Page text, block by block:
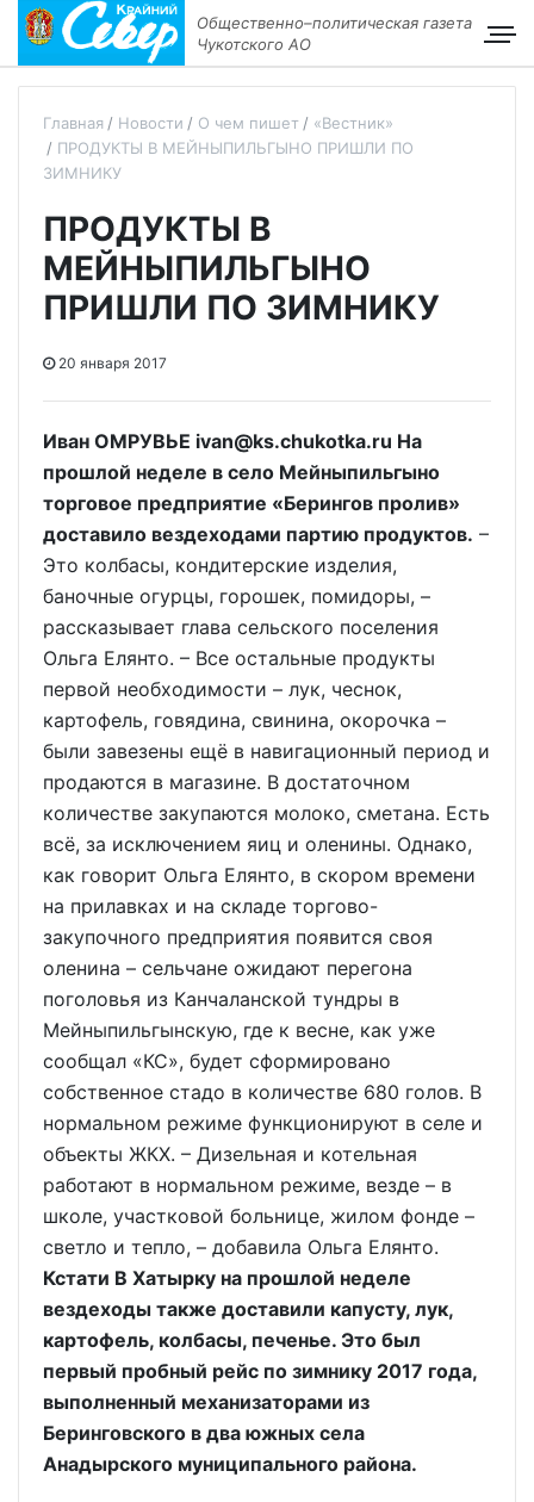
Общественно–политическая газета
Чукотского АО
Главная Новости О чем пишет
«Вестник»
ПРОДУКТЫ В МЕЙНЫПИЛЬГЫНО ПРИШЛИ ПО
ЗИМНИКУ
ПРОДУКТЫ В
МЕЙНЫПИЛЬГЫНО
ПРИШЛИ ПО ЗИМНИКУ
20 января 2017
Иван ОМРУВЬЕ ivan@ks.chukotka.ru На
прошлой неделе в село Мейныпильгыно
торговое предприятие «Берингов пролив»
доставило вездеходами партию продуктов. –
Это колбасы, кондитерские изделия,
баночные огурцы, горошек, помидоры, –
рассказывает глава сельского поселения
Ольга Елянто. – Все остальные продукты
первой необходимости – лук, чеснок,
картофель, говядина, свинина, окорочка –
были завезены ещё в навигационный период и
продаются в магазине. В достаточном
количестве закупаются молоко, сметана. Есть
всё, за исключением яиц и оленины. Однако,
как говорит Ольга Елянто, в скором времени
на прилавках и на складе торгово-
закупочного предприятия появится своя
оленина – сельчане ожидают перегона
поголовья из Канчаланской тундры в
Мейныпильгынскую, где к весне, как уже
сообщал «КС», будет сформировано
собственное стадо в количестве 680 голов. В
нормальном режиме функционируют в селе и
объекты ЖКХ. – Дизельная и котельная
работают в нормальном режиме, везде – в
школе, участковой больнице, жилом фонде –
светло и тепло, – добавила Ольга Елянто.
Кстати В Хатырку на прошлой неделе
вездеходы также доставили капусту, лук,
картофель, колбасы, печенье. Это был
первый пробный рейс по зимнику 2017 года,
выполненный механизаторами из
Беринговского в два южных села
Анадырского муниципального района.